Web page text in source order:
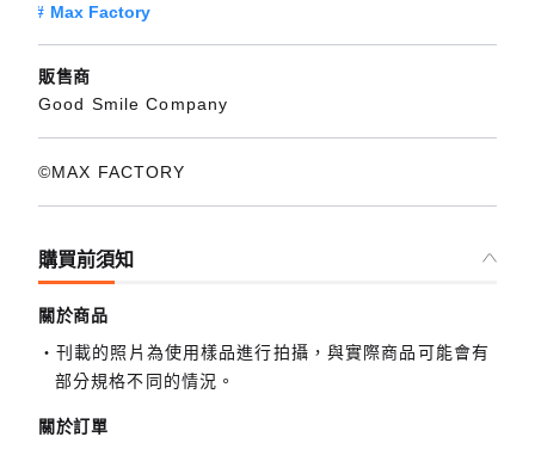
Max Factory
販售商
Good Smile Company
©MAX FACTORY
購買前須知
關於商品
刊載的照片為使用樣品進行拍攝，與實際商品可能會有
部分規格不同的情況。
關於訂單